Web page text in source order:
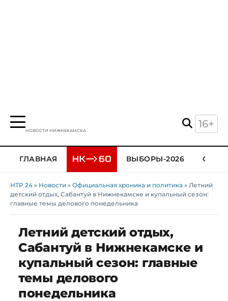
НОВОСТИ НИЖНЕКАМСКА
16+
ГЛАВНАЯ ВЫБОРЫ-2026
НТР 24 » Новости » Официальная хроника и политика » Летний
детский отдых, Сабантуй в Нижнекамске и купальный сезон:
главные темы делового понедельника
Летний детский отдых,
Сабантуй в Нижнекамске и
купальный сезон: главные
темы делового
понедельника